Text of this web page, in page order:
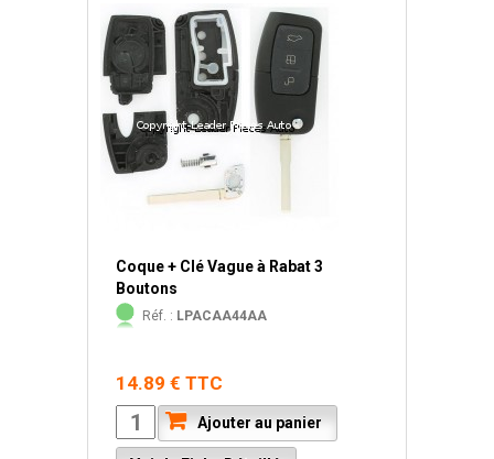
Coque + Clé Vague à Rabat 3
Boutons
Réf. : LPACAA44AA
14.89 € TTC
Ajouter au panier